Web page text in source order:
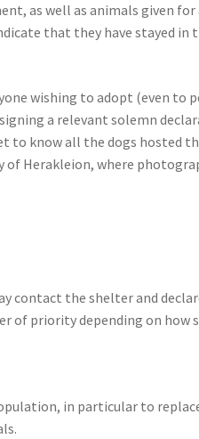
as well as animals given
that they have stayed in
wishing to adopt (even to
a relevant solemn
to know all the dogs hosted
Herakleion, where
contact the shelter and
priority depending on how
in particular to